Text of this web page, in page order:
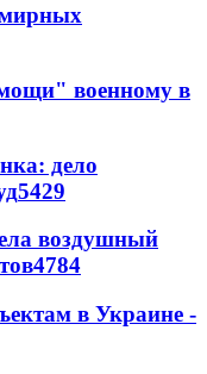
мирных
военному в
дело
5429
воздушный
4784
в Украине -